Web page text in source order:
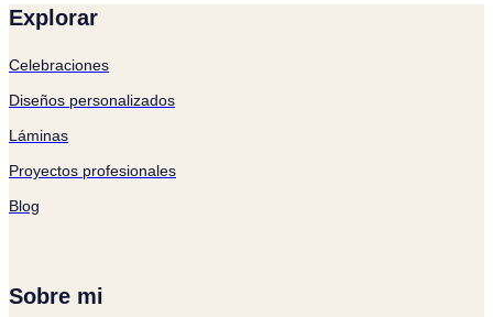
Explorar
Celebraciones
Diseños personalizados
Láminas
Proyectos profesionales
Blog
Sobre mi